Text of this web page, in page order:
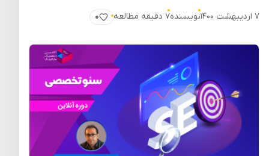
۷ اردیبهشت ۱۴۰۰ نویسنده۷ دقیقه مطالعه ۰
پسندیدن